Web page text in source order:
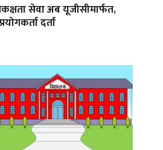
सेवा अब यूजीसीमार्फत,
दर्ता